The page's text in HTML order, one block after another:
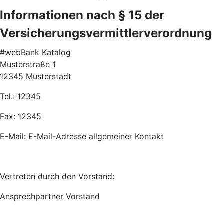
Informationen nach § 15 der
Versicherungsvermittlerverordnung
#webBank Katalog
Musterstraße 1
12345 Musterstadt
Tel.: 12345
Fax: 12345
E-Mail: E-Mail-Adresse allgemeiner Kontakt
Vertreten durch den Vorstand:
Ansprechpartner Vorstand